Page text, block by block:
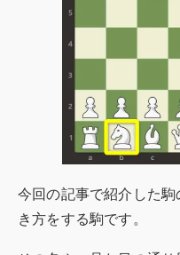
今回の記事で紹介した
き方をする駒です。